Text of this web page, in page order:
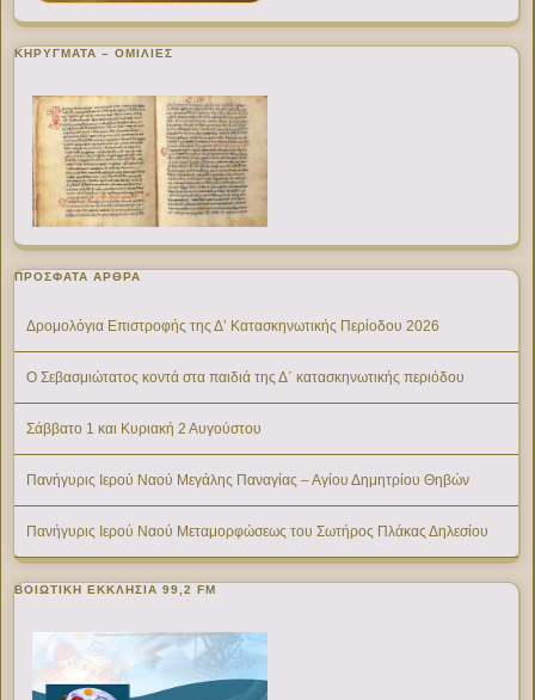
ΚΗΡΥΓΜΑΤΑ – ΟΜΙΛΙΕΣ
ΠΡΌΣΦΑΤΑ ΆΡΘΡΑ
Δρομολόγια Επιστροφής της Δ’ Κατασκηνωτικής Περίοδου 2026
Ο Σεβασμιώτατος κοντά στα παιδιά της Δ΄ κατασκηνωτικής περιόδου
Σάββατο 1 και Κυριακή 2 Αυγούστου
Πανήγυρις Ιερού Ναού Μεγάλης Παναγίας – Αγίου Δημητρίου Θηβών
Πανήγυρις Ιερού Ναού Μεταμορφώσεως του Σωτήρος Πλάκας Δηλεσίου
ΒΟΙΩΤΙΚΉ ΕΚΚΛΗΣΊΑ 99,2 FM